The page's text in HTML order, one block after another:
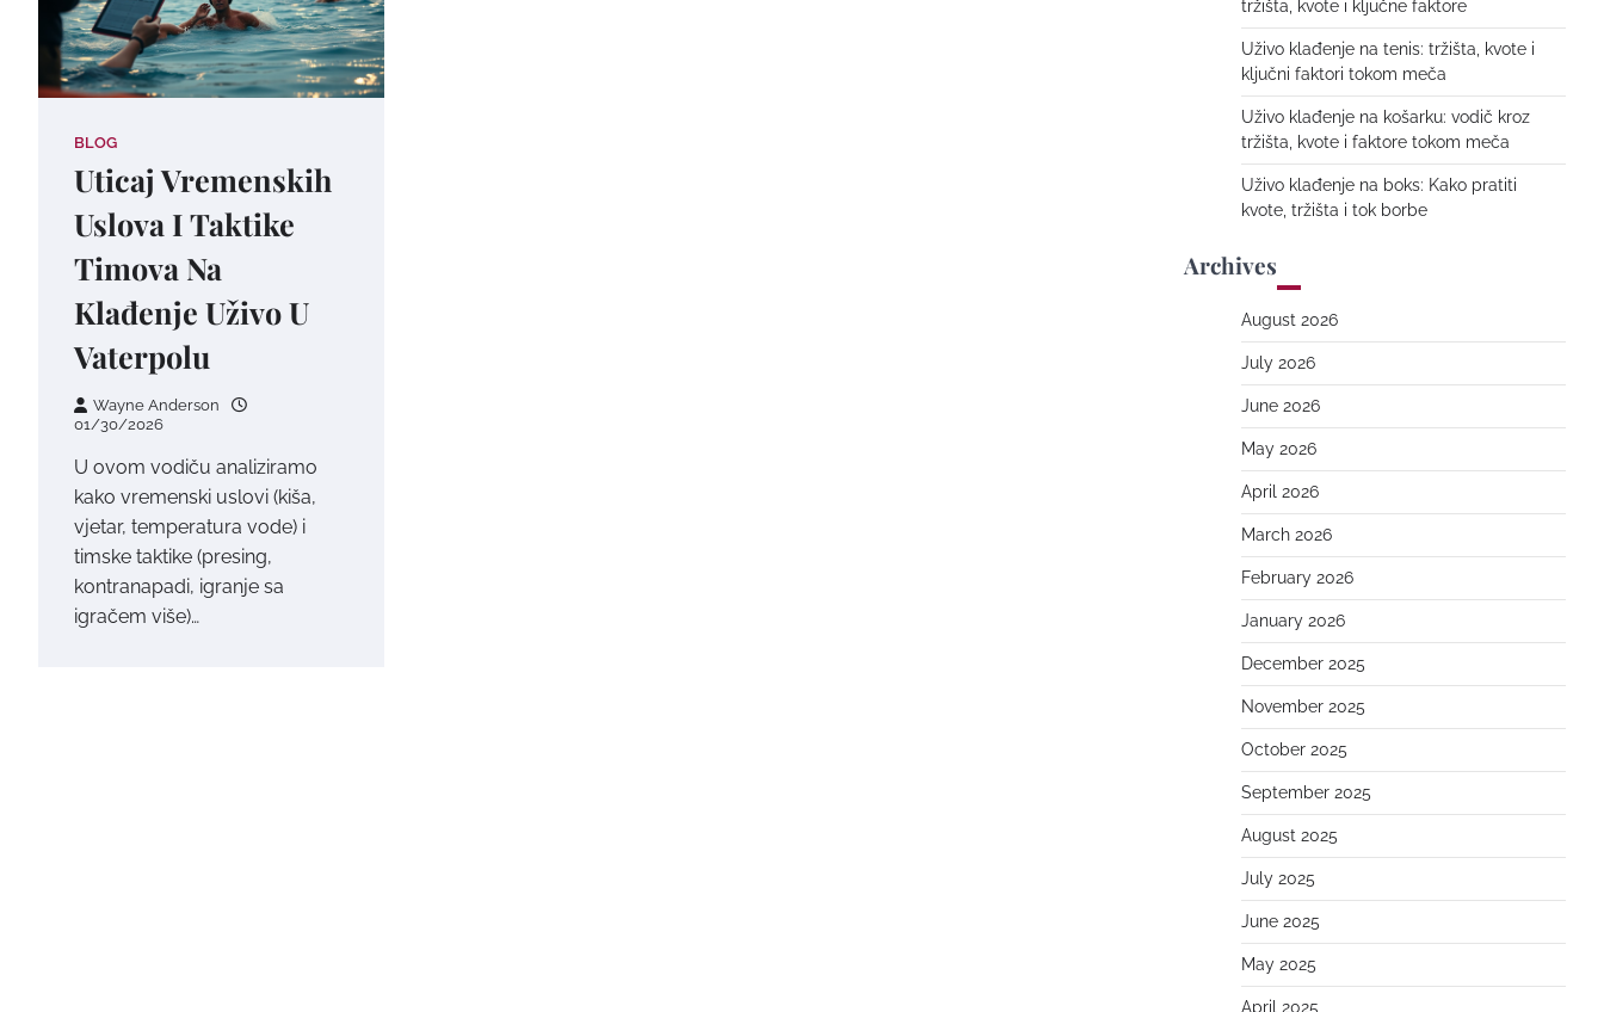
BLOG
Uticaj Vremenskih
Uslova I Taktike
Timova Na
Klađenje Uživo U
Vaterpolu
Wayne Anderson
01/30/2026
U ovom vodiču analiziramo
kako vremenski uslovi (kiša,
vjetar, temperatura vode) i
timske taktike (presing,
kontranapadi, igranje sa
igračem više)…
tržišta, kvote i ključne faktore
Uživo klađenje na tenis: tržišta, kvote i
ključni faktori tokom meča
Uživo klađenje na košarku: vodič kroz
tržišta, kvote i faktore tokom meča
Uživo klađenje na boks: Kako pratiti
kvote, tržišta i tok borbe
Archives
August 2026
July 2026
June 2026
May 2026
April 2026
March 2026
February 2026
January 2026
December 2025
November 2025
October 2025
September 2025
August 2025
July 2025
June 2025
May 2025
April 2025